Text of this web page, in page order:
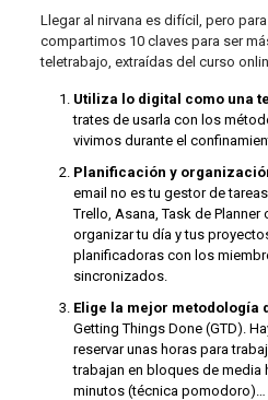
Llegar al nirvana es difícil, pero
compartimos 10 claves para ser
teletrabajo, extraídas del curso
Utiliza lo digital como una
trates de usarla con los
vivimos durante el
Planificación y
email no es tu gestor de
Trello, Asana, Task de Planner
organizar tu día y tus
planificadoras con los
sincronizados.
Elige la mejor metodología
Getting Things Done (GTD).
reservar unas horas para
trabajan en bloques de media
minutos (técnica pomodoro)…